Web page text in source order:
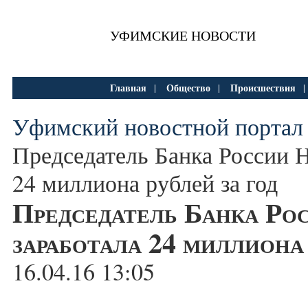
УФИМСКИЕ НОВОСТИ
Главная | Общество | Происшествия
Уфимский новостной портал
Председатель Банка России
24 миллиона рублей за год
Председатель Банка
заработала 24
16.04.16 13:05